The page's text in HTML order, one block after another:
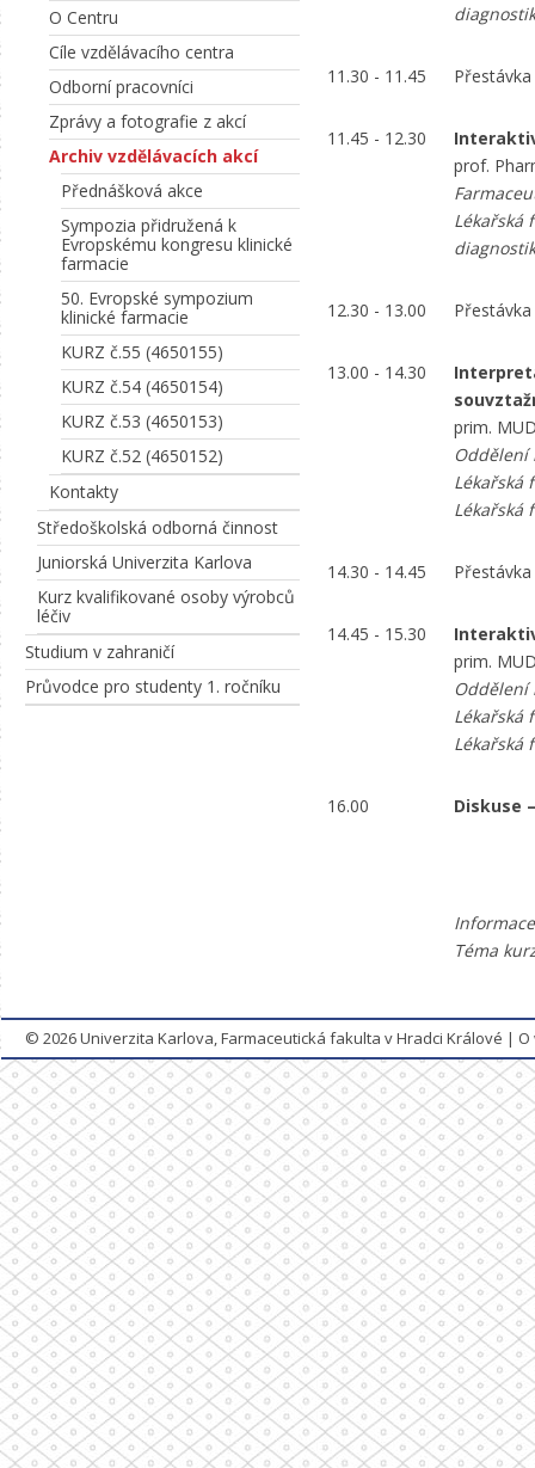
O Centru
Cíle vzdělávacího centra
Odborní pracovníci
Zprávy a fotografie z akcí
Archiv vzdělávacích akcí
Přednášková akce
Sympozia přidružená k
Evropskému kongresu klinické
farmacie
50. Evropské sympozium
klinické farmacie
KURZ č.55 (4650155)
KURZ č.54 (4650154)
KURZ č.53 (4650153)
KURZ č.52 (4650152)
Kontakty
Středoškolská odborná činnost
Juniorská Univerzita Karlova
Kurz kvalifikované osoby výrobců
léčiv
Studium v zahraničí
Průvodce pro studenty 1. ročníku
11.30 - 11.45 Přestávka
11.45 - 12.30
prof.
Lékařská
12.30 - 13.00 Přestávka
13.00 - 14.30
prim.
Oddělení
Lékařská
Lékařská
14.30 - 14.45 Přestávka
14.45 - 15.30
prim.
Oddělení
Lékařská
Lékařská
16.00 Diskuse
Téma
© 2026Univerzita Karlova, Farmaceutická fakulta v Hradci Králové |